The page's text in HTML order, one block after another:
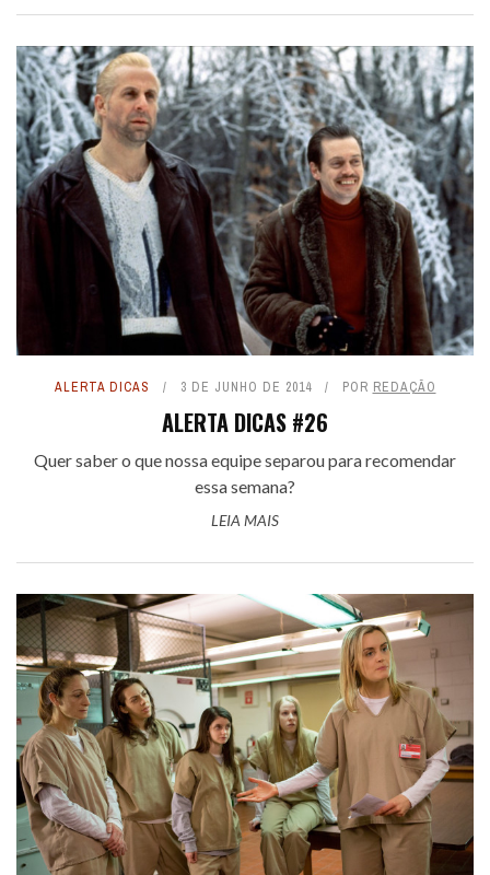
ALERTA DICAS 3 DE JUNHO DE 2014 POR REDAÇÃO
ALERTA DICAS #26
Quer saber o que nossa equipe separou para recomendar
essa semana?
LEIA MAIS